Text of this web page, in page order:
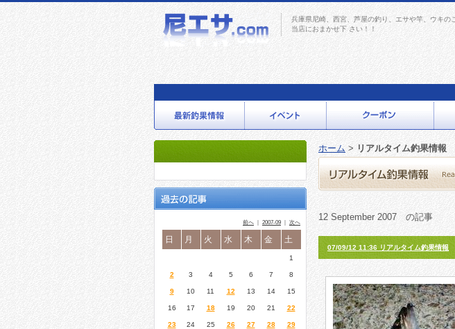
兵庫県尼崎、西宮、芦屋の釣り、エサや竿、ウキの
当店におまかせ下 さい！！
前へ 2007-09 次へ
日 月 火 水 木 金 土
1
2 3 4 5 6 7 8
9 10 11 12 13 14 15
16 17 18 19 20 21 22
23 24 25 26 27 28 29
ホーム > リアルタイム釣果情報
12 September 2007 の記事
07/09/12 11:36 リアルタイム釣果情報